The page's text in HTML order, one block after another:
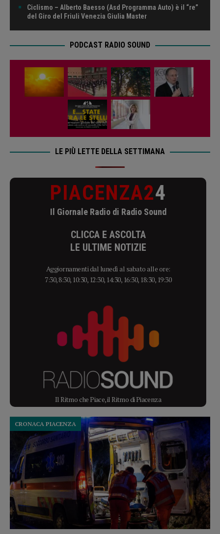
Ciclismo – Alberto Baesso (Asd Programma Auto) è il “re”
del Giro del Friuli Venezia Giulia Master
PODCAST RADIO SOUND
LE PIÙ LETTE DELLA SETTIMANA
PIACENZA24
Il Giornale Radio di Radio Sound
CLICCA E ASCOLTA
LE ULTIME NOTIZIE
Aggiornamenti dal lunedì al sabato alle ore:
7:30, 8:30, 10:30, 12:30, 14:30, 16:30, 18:30, 19:30
Il Ritmo che Piace, il Ritmo di Piacenza
CRONACA PIACENZA